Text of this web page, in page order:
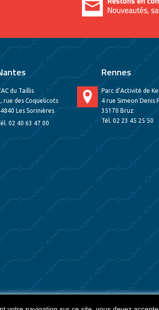
du Taillis
rue des Coquelicots
Les Sorinières
02 40 63 47 00
Rennes
Parc d’Activité de
4 rue Simeon Denis
35170 Bruz
Tél. 02 23 45 25 50